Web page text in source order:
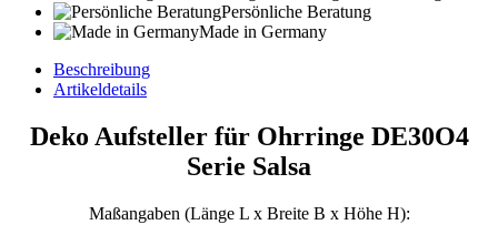
Persönliche Beratung
Made in Germany
Beschreibung
Artikeldetails
Deko Aufsteller für Ohrringe DE30O4
Serie Salsa
Maßangaben (Länge L x Breite B x Höhe H):